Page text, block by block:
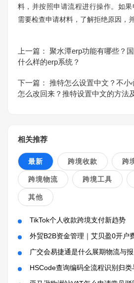
料，并按照申请流程进行操作。如
需要检查申请材料，了解拒绝原因，
上一篇： 聚水潭erp功能有哪些？
什么样的erp系统？
下一篇： 推特怎么设置中文？不小
怎么改回来？推特设置中文的方法
相关推荐
最新 跨境收款 跨
跨境物流 跨境工具
其他
TikTok个人收款跨境支付新趋势
外贸B2B资金管理｜艾贝盈0开户
广交会易捷通是什么展期物流与
HSCode查询编码全流程识别归类